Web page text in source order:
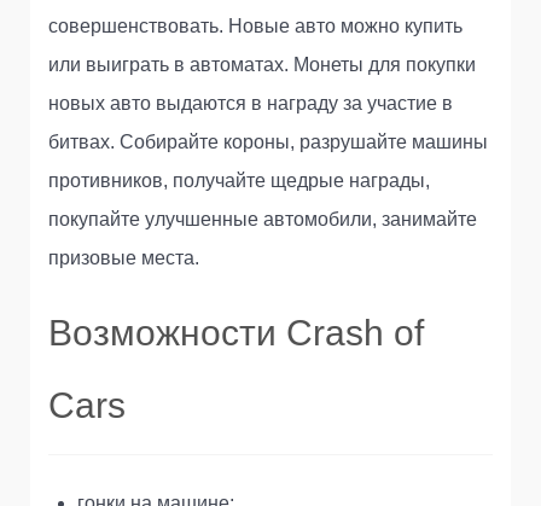
совершенствовать. Новые авто можно купить
или выиграть в автоматах. Монеты для покупки
новых авто выдаются в награду за участие в
битвах. Собирайте короны, разрушайте машины
противников, получайте щедрые награды,
покупайте улучшенные автомобили, занимайте
призовые места.
Возможности Crash of
Cars